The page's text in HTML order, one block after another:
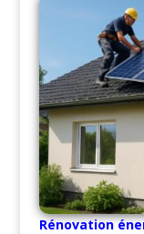
Rénovation